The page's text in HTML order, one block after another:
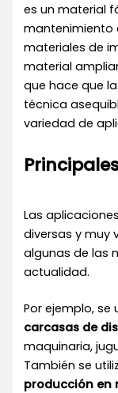
es un material
mantenimiento
materiales de
material
que hace que
técnica
variedad de
Las
diversas y muy
algunas de las
actualidad.
Por ejemplo, se
carcasas de
maquinaria,
También se
producción en